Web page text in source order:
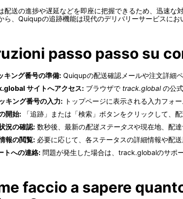
配送の進捗や遅延などを即座に把握できるため、迅速
ら、Quiqupの追跡機能は現代のデリバリーサービスにお
passo passo su
キング番号の準備: Quiqupの配送確認メールや注文詳細ペ
サイトへアクセス: ブラウザで track.globalの公式
キング番号の入力: トップページに表示される入力フォー
開始: 「追跡」または「検索」ボタンをクリックして、
況の確認: 数秒後、最新の配送ステータスや現在地、配達
報の閲覧: 必要に応じて、各ステータスの詳細情報や配
トへの連絡: 問題が発生した場合は、track.globalのサポ
faccio a sapere